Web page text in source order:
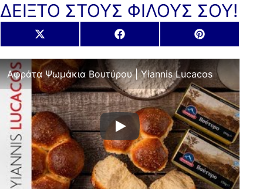
ΔΕΙΞΤΟ ΣΤΟΥΣ ΦΙΛΟΥΣ ΣΟΥ!
Share
on
X
(Twitter)
Share
on
Facebook
Share
on
Pinterest
Αφράτα Ψωμάκια Βουτύρου | Yiannis Lucacos